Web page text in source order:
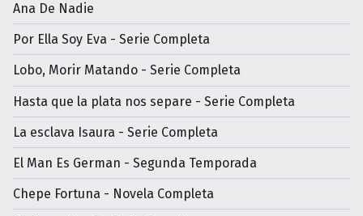
Ana De Nadie
Por Ella Soy Eva - Serie Completa
Lobo, Morir Matando - Serie Completa
Hasta que la plata nos separe - Serie Completa
La esclava Isaura - Serie Completa
El Man Es German - Segunda Temporada
Chepe Fortuna - Novela Completa